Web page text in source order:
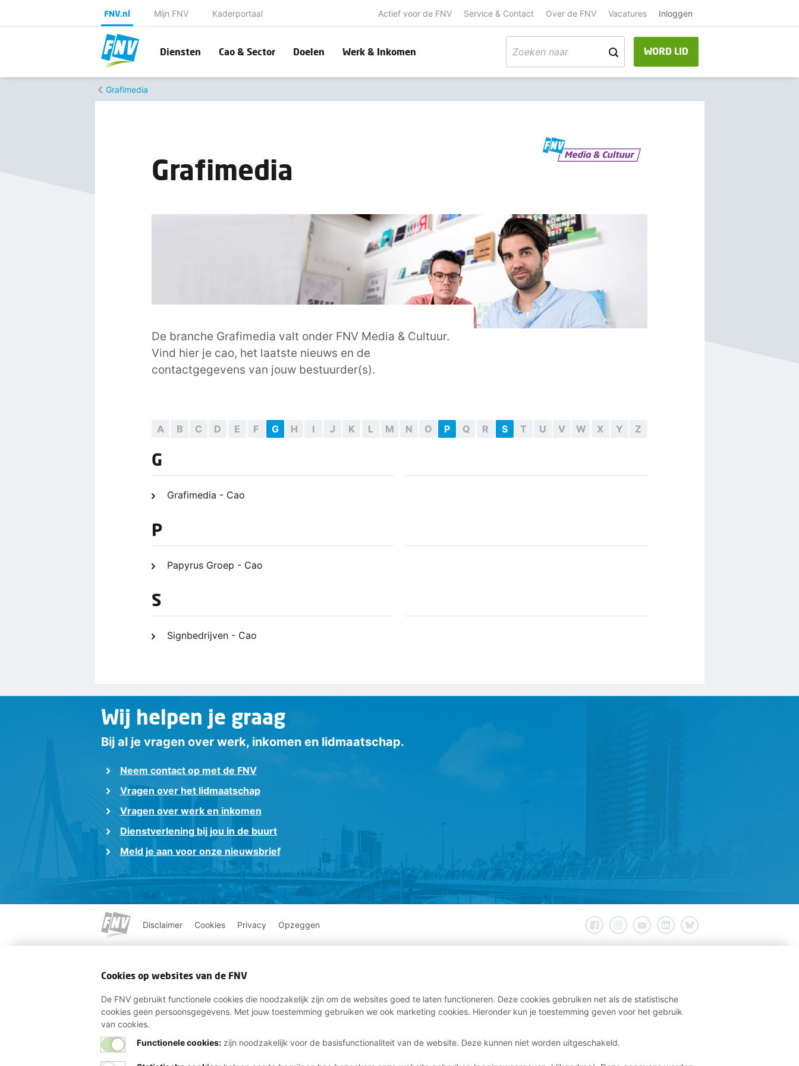
FNV.nl Mijn FNV Kaderportaal Actief voor de FNV Service & Contact Over de FNV Vacatures Inloggen
Diensten Cao & Sector Doelen Werk & Inkomen WORD LID
Grafimedia
Grafimedia
De branche Grafimedia valt onder FNV Media & Cultuur.
Vind hier je cao, het laatste nieuws en de
contactgegevens van jouw bestuurder(s).
A B C D E F G H I J K L M N O P Q R S T U V W X Y Z
G
Grafimedia - Cao
P
Papyrus Groep - Cao
S
Signbedrijven - Cao
Wij helpen je graag
Bij al je vragen over werk, inkomen en lidmaatschap.
Neem contact op met de FNV
Vragen over het lidmaatschap
Vragen over werk en inkomen
Dienstverlening bij jou in de buurt
Meld je aan voor onze nieuwsbrief
Disclaimer Cookies Privacy Opzeggen
Cookies op websites van de FNV
De FNV gebruikt functionele cookies die noodzakelijk zijn om de websites goed te laten functioneren. Deze cookies gebruiken net als de statistische
cookies geen persoonsgegevens. Met jouw toestemming gebruiken we ook marketing cookies. Hieronder kun je toestemming geven voor het gebruik
van cookies.
Functionele cookies:zijn noodzakelijk voor de basisfunctionaliteit van de website. Deze kunnen niet worden uitgeschakeld.